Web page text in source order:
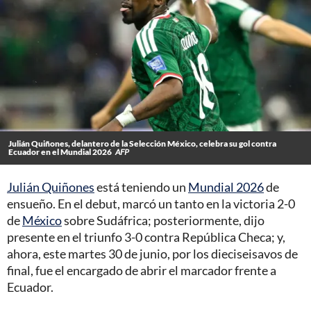
Julián Quiñones, delantero de la Selección México, celebra su gol contra
Ecuador en el Mundial 2026 AFP
Julián Quiñonesestá teniendo un Mundial 2026de
ensueño. En el debut, marcó un tanto en la victoria 2-0
deMéxicosobre Sudáfrica; posteriormente, dijo
presente en el triunfo 3-0 contra República Checa; y,
ahora, este martes 30 de junio, por los dieciseisavos de
final, fue el encargado de abrir el marcador frente a
Ecuador.